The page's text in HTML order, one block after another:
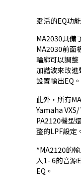
靈活的EQ功能
MA2030具備
MA2030前面
輪廓可以調整
加諧波來改
設置輸出EQ。
此外，所有
Yamaha
PA2120機型
整的LPF設定。
*MA2120的
入1- 6的音源
EQ。